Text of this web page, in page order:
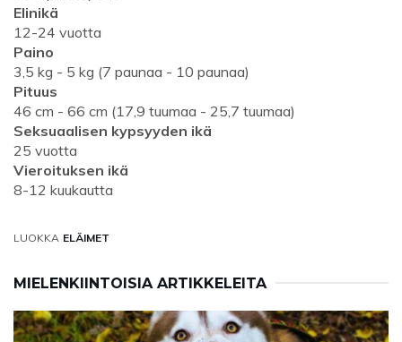
Elinikä
12-24 vuotta
Paino
3,5 kg - 5 kg (7 paunaa - 10 paunaa)
Pituus
46 cm - 66 cm (17,9 tuumaa - 25,7 tuumaa)
Seksuaalisen kypsyyden ikä
25 vuotta
Vieroituksen ikä
8-12 kuukautta
LUOKKA ELÄIMET
MIELENKIINTOISIA ARTIKKELEITA